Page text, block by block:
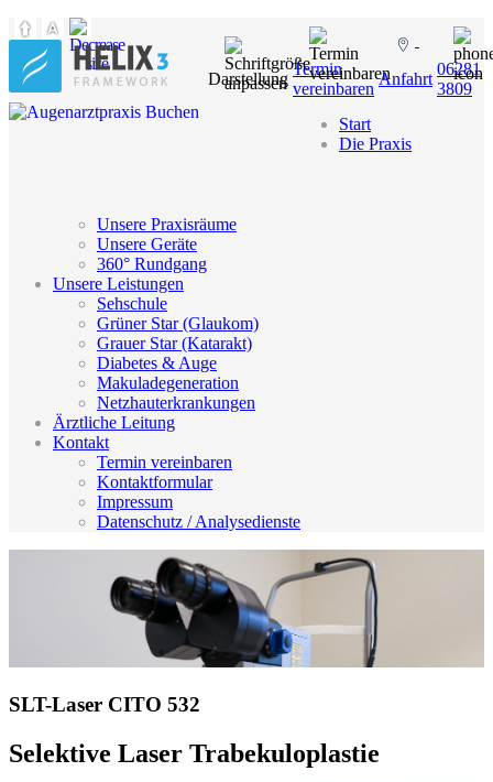
Darstellung
Termin
vereinbaren
Anfahrt
06281
3809
Start
Die Praxis
Unsere Praxisräume
Unsere Geräte
360° Rundgang
Unsere Leistungen
Sehschule
Grüner Star (Glaukom)
Grauer Star (Katarakt)
Diabetes & Auge
Makuladegeneration
Netzhauterkrankungen
Ärztliche Leitung
Kontakt
Termin vereinbaren
Kontaktformular
Impressum
Datenschutz / Analysedienste
SLT-Laser CITO 532
Selektive Laser Trabekuloplastie